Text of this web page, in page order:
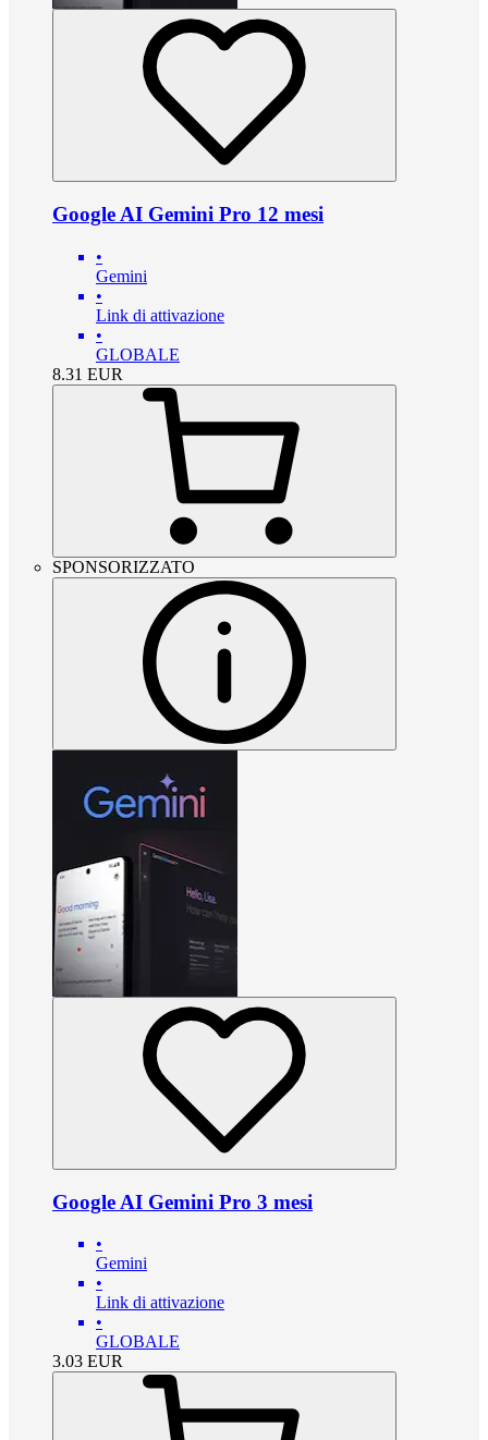
Google AI Gemini Pro 12 mesi
•
Gemini
•
Link di attivazione
•
GLOBALE
8.31 EUR
SPONSORIZZATO
Google AI Gemini Pro 3 mesi
•
Gemini
•
Link di attivazione
•
GLOBALE
3.03 EUR